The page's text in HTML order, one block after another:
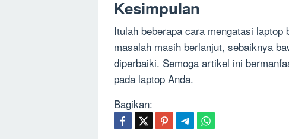
Kesimpulan
Itulah beberapa cara mengatasi
masalah masih berlanjut, sebaiknya
diperbaiki. Semoga artikel ini
pada laptop Anda.
Bagikan: